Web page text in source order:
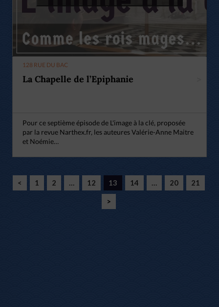
128 RUE DU BAC
La Chapelle de l’Epiphanie
Pour ce septième épisode de L'image à la clé, proposée
par la revue Narthex.fr, les auteures Valérie-Anne Maitre
et Noémie…
< 1 2 12 13 14 20 21
>